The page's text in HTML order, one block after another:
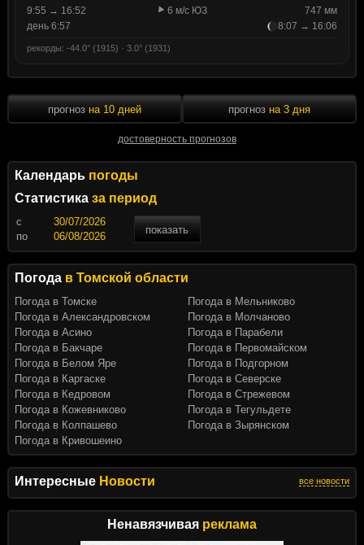
Интересные Новости все новости
Ненавязчивая реклама
9:55 → 16:52
6 м/с ЮЗ
747 мм
день 6:57
8:07 → 16:06
рекорды: -44.0° (1915) · 3.0° (1931)
прогноз на 10 дней
достоверность прогнозов
прогноз на 3 дня
Календарь погоды
Статистика за период
c
показать
по
Погода в Томской области
Погода в Томске
Погода в Александровском
Погода в Асино
Погода в Бакчаре
Погода в Белом Яре
Погода в Каргаске
Погода в Кедровом
Погода в Кожевниково
Погода в Колпашево
Погода в Кривошеино
Погода в Мельниково
Погода в Молчаново
Погода в Парабели
Погода в Первомайском
Погода в Подгорном
Погода в Северске
Погода в Стрежевом
Погода в Тегульдете
Погода в Зырянском